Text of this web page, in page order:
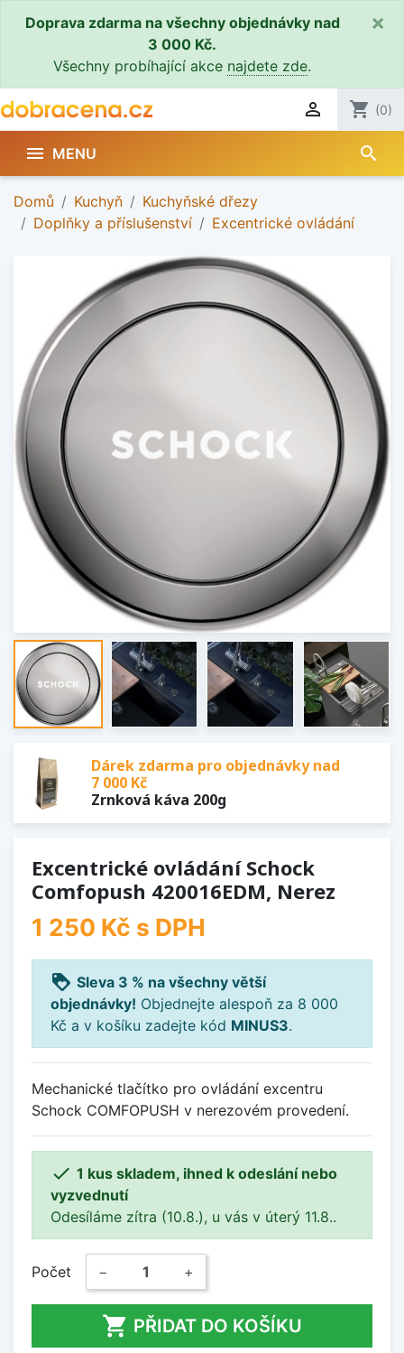
Doprava zdarma na všechny objednávky nad
3 000 Kč.
Všechny probíhající akce najdete zde.
×
 shopping_cart (0)
 MENU search
Domů Kuchyň
Kuchyňské dřezy
Doplňky a příslušenství
Excentrické ovládání
Dárek zdarma pro objednávky nad
7 000 Kč
Zrnková káva 200g
Excentrické ovládání Schock
Comfopush 420016EDM, Nerez
1 250 Kč s DPH
loyalty Sleva 3 % na všechny větší
objednávky! Objednejte alespoň za 8 000
Kč a v košíku zadejte kód MINUS3.
Mechanické tlačítko pro ovládání excentru
Schock COMFOPUSH v nerezovém provedení.
 1 kus skladem, ihned k odeslání nebo
vyzvednutí
Odesíláme zítra (10.8.), u vás v úterý 11.8..
Počet − +
 PŘIDAT DO KOŠÍKU